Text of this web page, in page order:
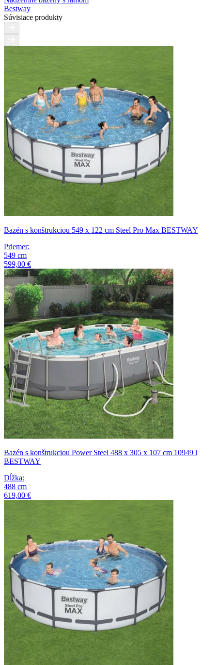
Bestway
Súvisiace produkty
Bazén s konštrukciou 549 x 122 cm Steel Pro Max BESTWAY
Priemer:
549 cm
599,00 €
Bazén s konštrukciou Power Steel 488 x 305 x 107 cm 10949 l
BESTWAY
Dĺžka:
488 cm
619,00 €